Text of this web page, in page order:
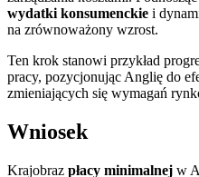
wydatki konsumenckie i
na zrównoważony wzrost.
Ten krok stanowi przykład
pracy, pozycjonując Anglię do
zmieniających się wymagań
Wniosek
Krajobraz płacy minimalnej w